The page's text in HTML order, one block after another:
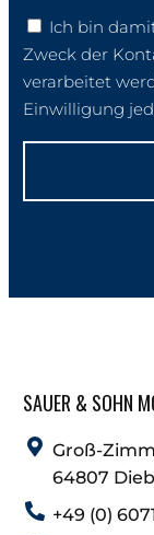
Ich bin
Zweck der
verarbeitet
Einwilligung
SAUER & SOHN
Groß-
64807
+49 (0)